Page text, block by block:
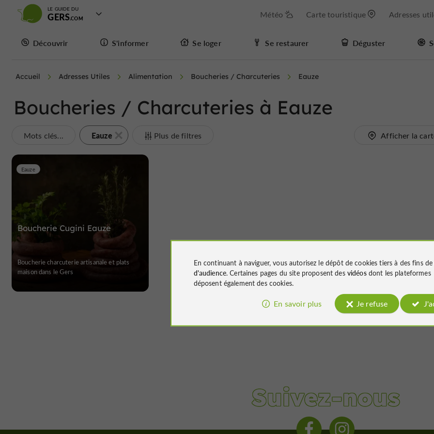
LE GUIDE DU
GERS Météo Carte touristique Adresses
Découvrir S'informer Se loger Se restaurer Déguster
Accueil Adresses Utiles Alimentation Boucheries / Charcuteries Eauze
Boucheries / Charcuteries à Eauze
Mots clés... Eauze Plus de filtres Afficher la
Boucherie Cugini Eauze
Eauze
Boucherie charcuterie artisanale et plats
maison dans le Gers
Suivez-nous
En continuant à naviguer, vous autorisez le dépôt de cookies tiers à des fins de
d'audience. Certaines pages du site proposent des vidéosdont les plateformes
déposent également des cookies.
En savoir plus Je refuse